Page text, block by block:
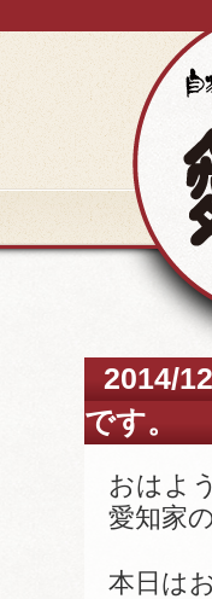
2014/
です。
おはよ
愛知家
本日は